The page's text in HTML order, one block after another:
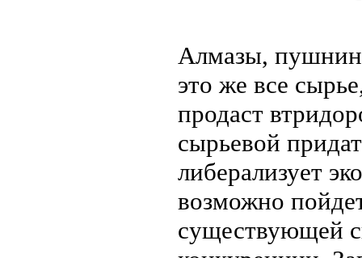
Алмазы,
это же все
продаст
сырьевой
либерализует
возможно
существующей